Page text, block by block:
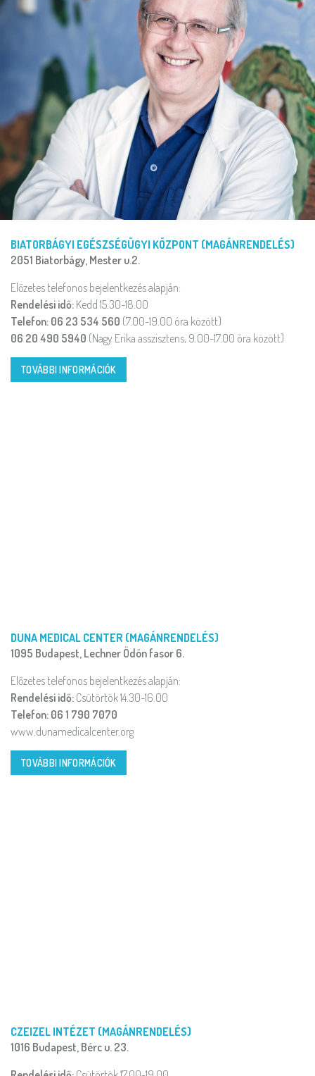
BIATORBÁGYI EGÉSZSÉGÜGYI KÖZPONT (MAGÁNRENDELÉS)
2051 Biatorbágy, Mester u.2.
Előzetes telefonos bejelentkezés alapján:
Rendelési idő: Kedd 15.30-18.00
Telefon: 06 23 534 560 (7.00-19.00 óra között)
06 20 490 5940 (Nagy Erika asszisztens, 9.00-17.00 óra között)
TOVÁBBI INFORMÁCIÓK
DUNA MEDICAL CENTER (MAGÁNRENDELÉS)
1095 Budapest, Lechner Ödön fasor 6.
Előzetes telefonos bejelentkezés alapján:
Rendelési idő: Csütörtök 14.30-16.00
Telefon: 06 1 790 7070
www.dunamedicalcenter.org
TOVÁBBI INFORMÁCIÓK
CZEIZEL INTÉZET (MAGÁNRENDELÉS)
1016 Budapest, Bérc u. 23.